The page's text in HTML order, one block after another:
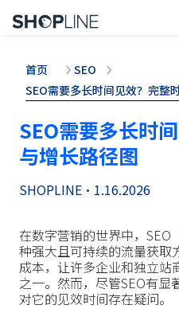
首页
SEO
SEO需要多长时间见效？完整
SEO需要多长时
与增长路径图
SHOPLINE • 1.16.2026
在数字营销的世界中，
种强大且可持续的流量获取
成本，让许多企业和独立
之一。然而，尽管SEO有
对它的见效时间存在疑问。